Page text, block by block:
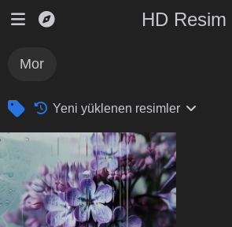
HD Resim
Mor
Yeni yüklenen resimler